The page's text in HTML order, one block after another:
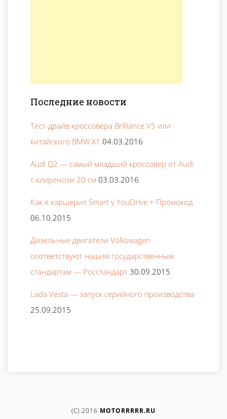
Последние новости
Тест-драйв кроссовера Brilliance V5 или
китайского BMW X1 04.03.2016
Audi Q2 — самый младший кроссовер от Audi
с клиренсом 20 см 03.03.2016
Как я каршерил Smart у YouDrive + Промокод
06.10.2015
Дизельные двигатели Volkswagen
соответствуют нашим государственным
стандартам — Росстандарт 30.09.2015
Lada Vesta — запуск серийного производства
25.09.2015
(C) 2016 MOTORRRRR.RU